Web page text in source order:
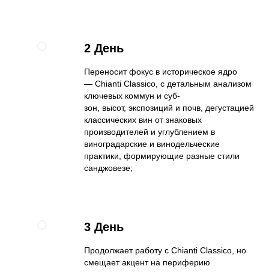
2 День
Переносит фокус в историческое ядро
— Chianti Classico, с детальным анализом
ключевых коммун и суб-
зон, высот, экспозиций и почв, дегустацией
классических вин от знаковых
производителей и углублением в
виноградарские и винодельческие
практики, формирующие разные стили
санджовезе;
3 День
Продолжает работу с Chianti Classico, но
смещает акцент на периферию